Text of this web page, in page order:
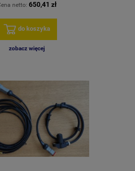
netto: 650,41 zł
do koszyka
zobacz więcej